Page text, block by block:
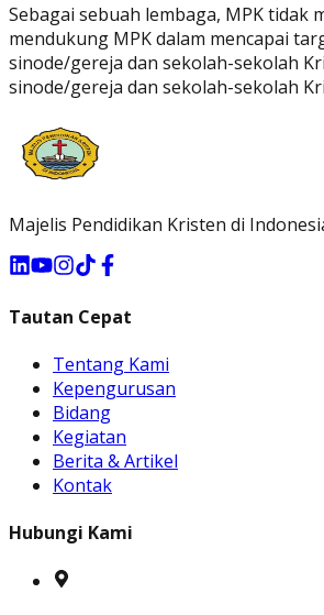
Sebagai sebuah lembaga, MPK
mendukung MPK dalam mencapai
sinode/gereja dan sekolah-sekolah
sinode/gereja dan sekolah-sekolah
Majelis Pendidikan Kristen di
Tautan Cepat
Tentang Kami
Kepengurusan
Bidang
Kegiatan
Berita & Artikel
Kontak
Hubungi Kami